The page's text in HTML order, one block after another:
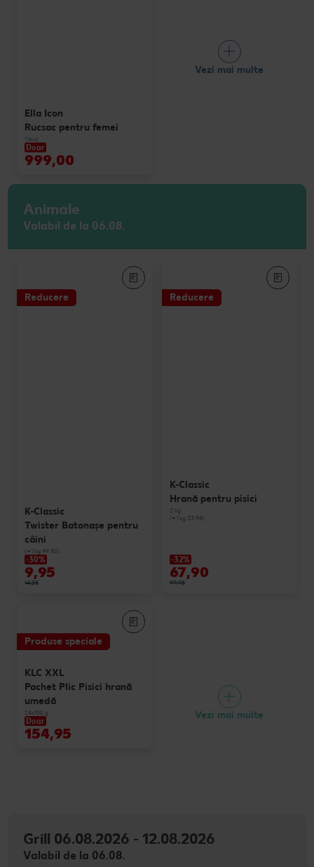
Ella Icon
Rucsac pentru femei
1 buc
Doar
999,00
Vezi mai multe
Animale
Valabil de la 06.08.
Reducere
K-Classic
Twister Batonaşe pentru
câini
(=1 kg 99.50)
-30%
9,95
14,35
Reducere
K-Classic
Hrană pentru pisici
2 kg
(=1 kg 33.95)
-32%
67,90
99,95
Produse speciale
KLC XXL
Pachet Plic Pisici hrană
umedă
24x100 g
Doar
154,95
Vezi mai multe
Grill 06.08.2026 - 12.08.2026
Valabil de la 06.08.